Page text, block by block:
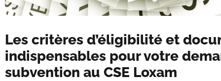
Les critères d’éligibilité et
indispensables pour votre
subvention au CSE Loxam